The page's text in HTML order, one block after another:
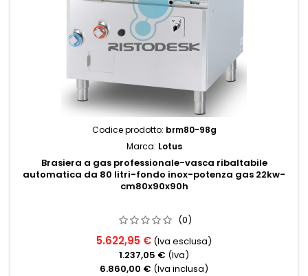
Codice prodotto: brm80-98g
Marca: Lotus
Brasiera a gas professionale-vasca ribaltabile
automatica da 80 litri-fondo inox-potenza gas 22kw-
cm80x90x90h
(0)
5.622,95 € (Iva esclusa)
1.237,05 € (Iva)
6.860,00 € (Iva inclusa)